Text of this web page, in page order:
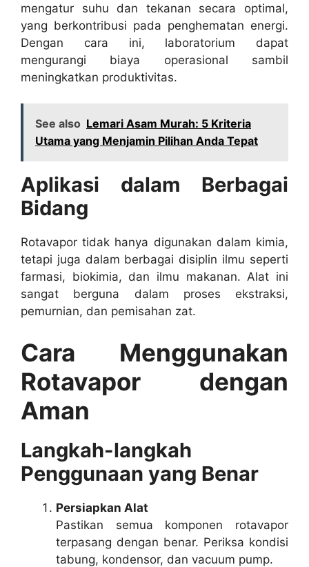
mengatur suhu dan tekanan secara optimal,
yang berkontribusi pada penghematan energi.
Dengan cara ini, laboratorium dapat
mengurangi biaya operasional sambil
meningkatkan produktivitas.
See also Lemari Asam Murah: 5 Kriteria
Utama yang Menjamin Pilihan Anda Tepat
Aplikasi dalam Berbagai
Bidang
Rotavapor tidak hanya digunakan dalam kimia,
tetapi juga dalam berbagai disiplin ilmu seperti
farmasi, biokimia, dan ilmu makanan. Alat ini
sangat berguna dalam proses ekstraksi,
pemurnian, dan pemisahan zat.
Cara Menggunakan
Rotavapor dengan
Aman
Langkah-langkah
Penggunaan yang Benar
Persiapkan Alat
Pastikan semua komponen rotavapor
terpasang dengan benar. Periksa kondisi
tabung, kondensor, dan vacuum pump.